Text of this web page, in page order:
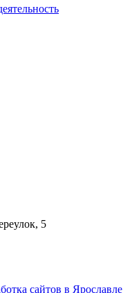
5
сайтов в Ярославле